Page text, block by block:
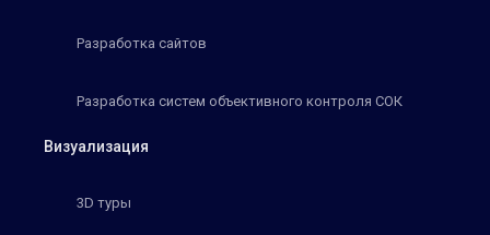
Разработка сайтов
Разработка систем объективного контроля СОК
Визуализация
3D туры